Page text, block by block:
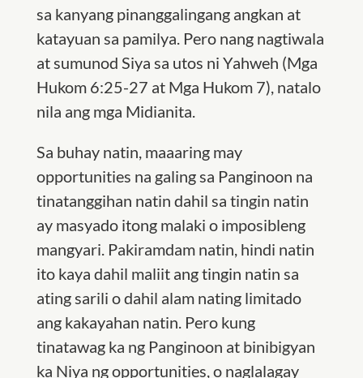
sa kanyang pinanggalingang angkan at
katayuan sa pamilya. Pero nang nagtiwala
at sumunod Siya sa utos ni Yahweh (Mga
Hukom 6:25-27 at Mga Hukom 7), natalo
nila ang mga Midianita.
Sa buhay natin, maaaring may
opportunities na galing sa Panginoon na
tinatanggihan natin dahil sa tingin natin
ay masyado itong malaki o imposibleng
mangyari. Pakiramdam natin, hindi natin
ito kaya dahil maliit ang tingin natin sa
ating sarili o dahil alam nating limitado
ang kakayahan natin. Pero kung
tinatawag ka ng Panginoon at binibigyan
ka Niya ng opportunities, o naglalagay